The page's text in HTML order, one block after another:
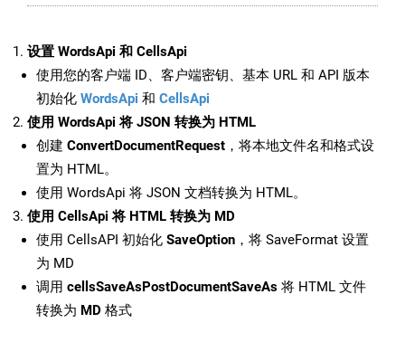
设置 WordsApi 和 CellsApi
使用您的客户端 ID、客户端密钥、基本 URL 和 API 版本
初始化 WordsApi 和 CellsApi
使用 WordsApi 将 JSON 转换为 HTML
创建 ConvertDocumentRequest ，将本地文件名和格式设
置为 HTML。
使用 WordsApi 将 JSON 文档转换为 HTML。
使用 CellsApi 将 HTML 转换为 MD
使用 CellsAPI 初始化 SaveOption ，将 SaveFormat 设置
为 MD
调用 cellsSaveAsPostDocumentSaveAs 将 HTML 文件
转换为 MD 格式